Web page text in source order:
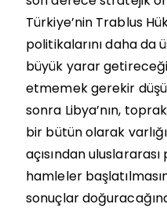
Türkiye’nin Trablus
politikalarını daha da
büyük yarar
etmemek gerekir
sonra Libya’nın,
bir bütün olarak
açısından
hamleler
sonuçlar